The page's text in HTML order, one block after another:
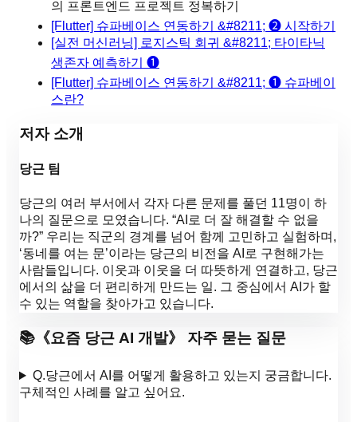
의 프론트엔드 프로젝트 정복하기
[Flutter] 슈파베이스 연동하기 &#8211; ❷ 시작하기
[실전 머신러닝] 로지스틱 회귀 &#8211; 타이타닉
생존자 예측하기 ❶
[Flutter] 슈파베이스 연동하기 &#8211; ❶ 슈파베이
스란?
저자 소개
당근 팀
당근의 여러 부서에서 각자 다른 문제를 풀던 11명이 하
나의 질문으로 모였습니다. “AI로 더 잘 해결할 수 없을
까?” 우리는 직군의 경계를 넘어 함께 고민하고 실험하며,
‘동네를 여는 문’이라는 당근의 비전을 AI로 구현해가는
사람들입니다. 이웃과 이웃을 더 따뜻하게 연결하고, 당근
에서의 삶을 더 편리하게 만드는 일. 그 중심에서 AI가 할
수 있는 역할을 찾아가고 있습니다.
📚 《요즘 당근 AI 개발》 자주 묻는 질문
Q.당근에서 AI를 어떻게 활용하고 있는지 궁금합니다.
구체적인 사례를 알고 싶어요.